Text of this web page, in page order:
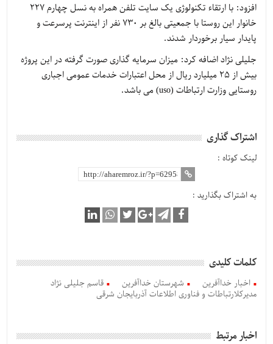
افزود: با ارتقاء تکنولوژی یک سایت تلفن همراه به نسل چهارم 227
خانوار این روستا با جمعیتی بالغ بر 730 نفر از اینترنت پرسرعت و
پایدار سیار برخوردار شدند.
جلیلی نژاد اضافه کرد: میزان سرمایه گذاری صورت گرفته در این پروژه
بیش از 25 میلیارد ریال از محل اعتبارات خدمات عمومی اجباری
روستایی وزارت ارتباطات (uso) می باشد.
اشتراک گذاری
لینک کوتاه :
به اشتراک بگذارید :
کلمات کلیدی
اخبار خداآفرین شهرستان خداآفرین
قاسم جلیلی نژاد
مدیرکلارتباطات و فناوری اطلاعات آذربایجان شرقی
اخبار مرتبط